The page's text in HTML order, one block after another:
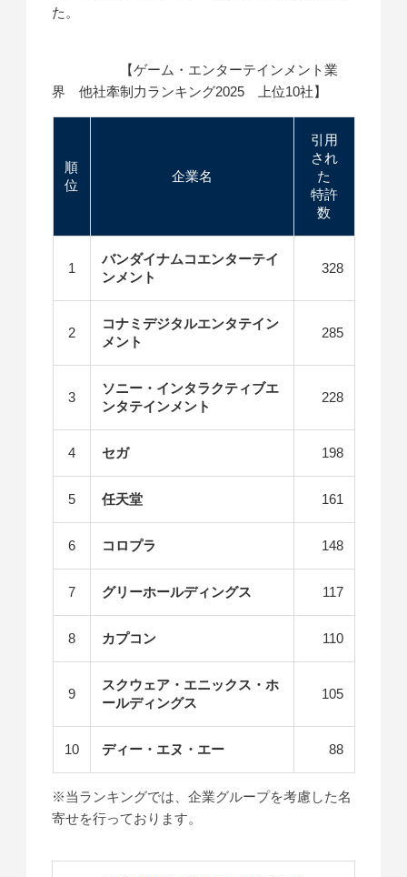
た。
【ゲーム・エンターテインメント業
界 他社牽制力ランキング2025 上位10社】
順
位
企業名
引用
され
た
特許
数
1
バンダイナムコエンターテイ
ンメント
328
2
コナミデジタルエンタテイン
メント
285
3
ソニー・インタラクティブエ
ンタテインメント
228
4 セガ 198
5 任天堂 161
6 コロプラ 148
7 グリーホールディングス 117
8 カプコン 110
9
スクウェア・エニックス・ホ
ールディングス
105
10 ディー・エヌ・エー 88
※当ランキングでは、企業グループを考慮した名
寄せを行っております。